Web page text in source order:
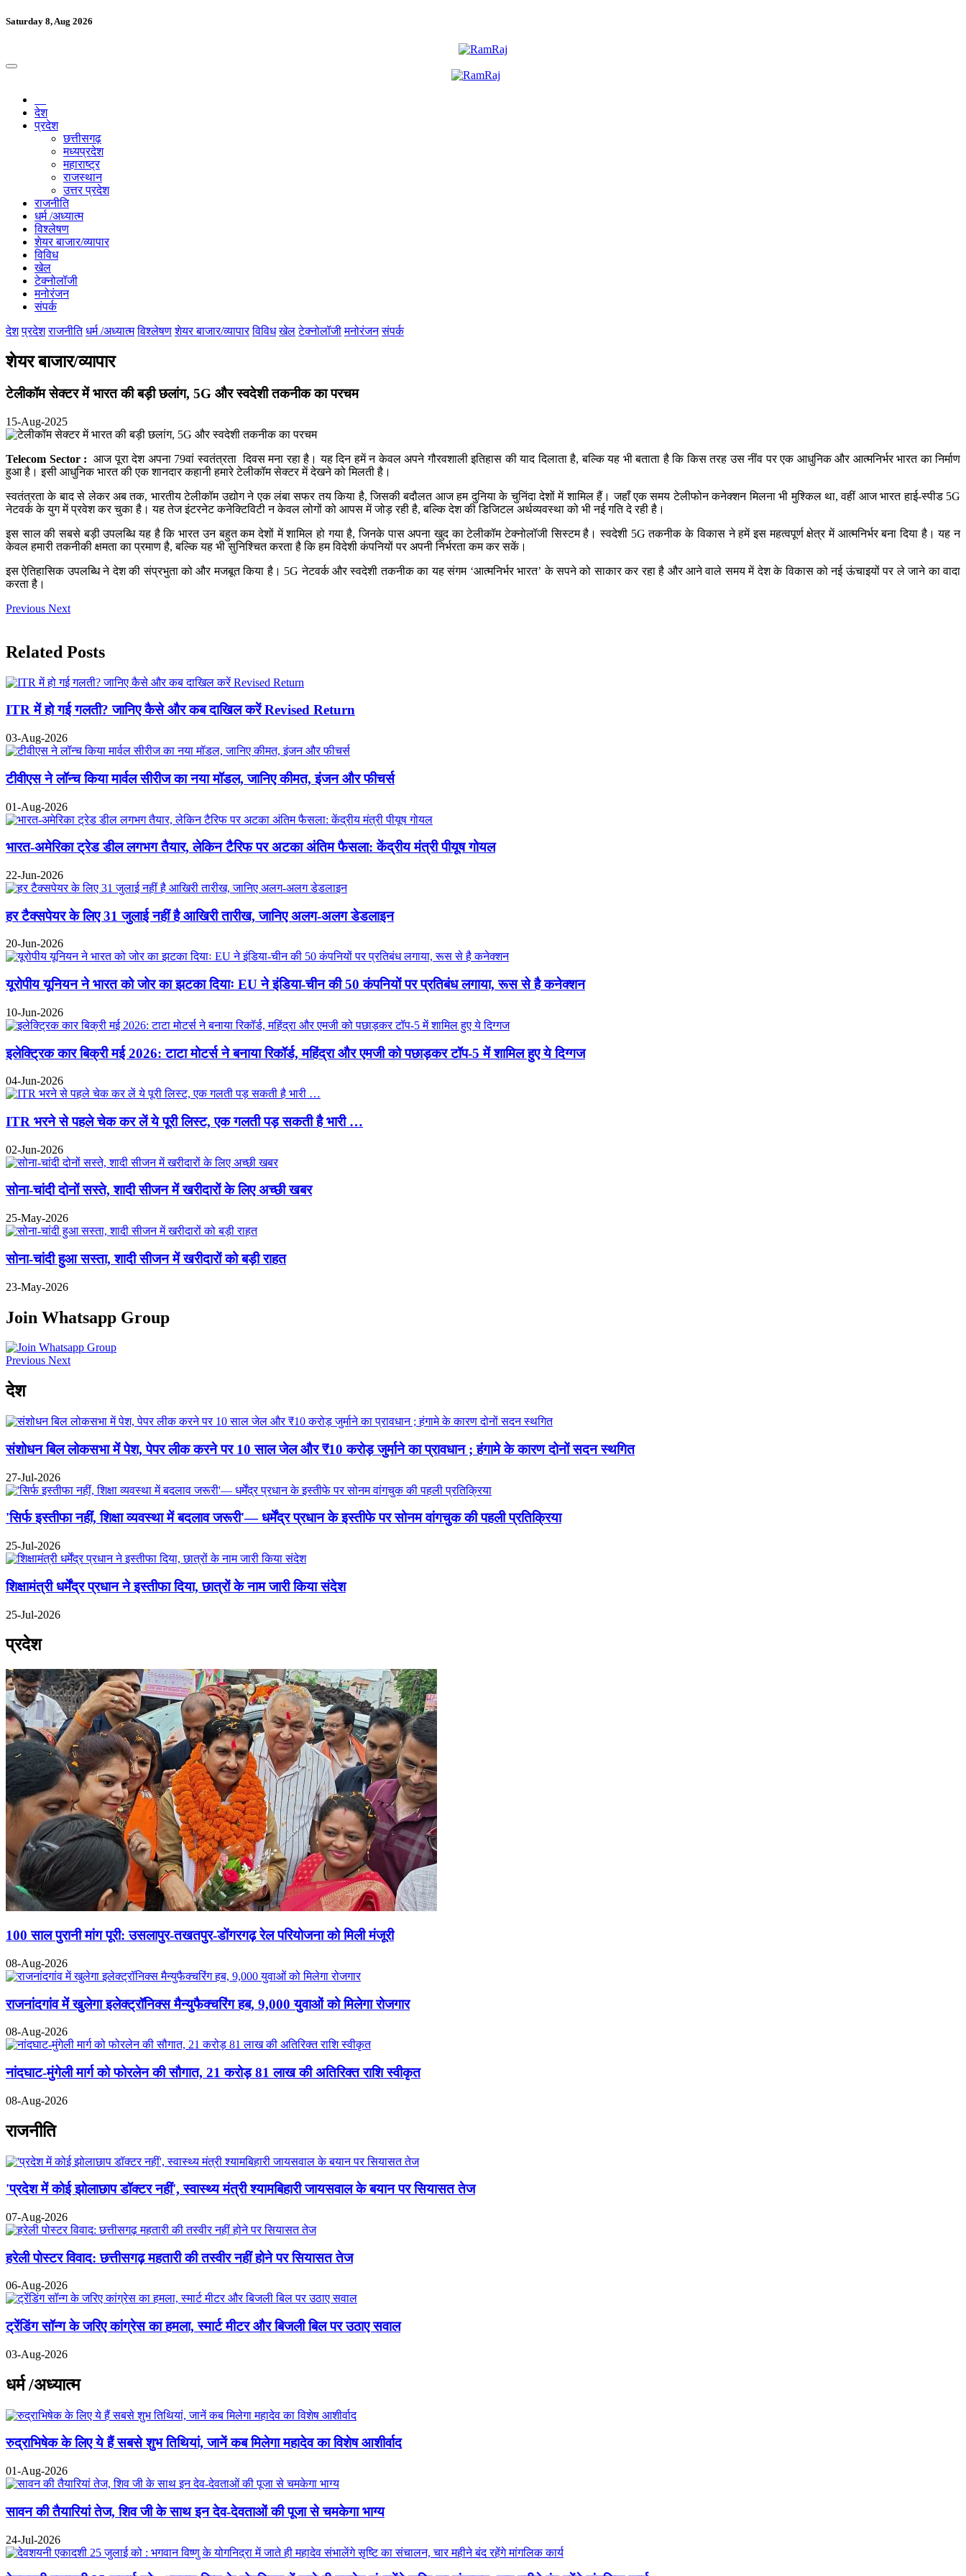
Saturday 8, Aug 2026
देश
प्रदेश
छत्तीसगढ़
मध्यप्रदेश
महाराष्ट्र
राजस्थान
उत्तर प्रदेश
राजनीति
धर्म /अध्यात्म
विश्लेषण
शेयर बाजार/व्यापार
विविध
खेल
टेक्नोलॉजी
मनोरंजन
संपर्क
देश प्रदेश राजनीति धर्म /अध्यात्म विश्लेषण शेयर बाजार/व्यापार विविध खेल टेक्नोलॉजी मनोरंजन संपर्क
शेयर बाजार/व्यापार
टेलीकॉम सेक्टर में भारत की बड़ी छलांग, 5G और स्वदेशी तकनीक का परचम
15-Aug-2025
Telecom Sector : आज पूरा देश अपना 79वां स्वतंत्रता दिवस मना रहा है। यह दिन हमें न केवल अपने गौरवशाली इतिहास की याद दिलाता है, बल्कि यह भी बताता है कि किस तरह उस नींव पर एक आधुनिक और आत्मनिर्भर भारत का निर्माण
हुआ है। इसी आधुनिक भारत की एक शानदार कहानी हमारे टेलीकॉम सेक्टर में देखने को मिलती है।
स्वतंत्रता के बाद से लेकर अब तक, भारतीय टेलीकॉम उद्योग ने एक लंबा सफर तय किया है, जिसकी बदौलत आज हम दुनिया के चुनिंदा देशों में शामिल हैं। जहाँ एक समय टेलीफोन कनेक्शन मिलना भी मुश्किल था, वहीं आज भारत हाई-स्पीड 5G
नेटवर्क के युग में प्रवेश कर चुका है। यह तेज इंटरनेट कनेक्टिविटी न केवल लोगों को आपस में जोड़ रही है, बल्कि देश की डिजिटल अर्थव्यवस्था को भी नई गति दे रही है।
इस साल की सबसे बड़ी उपलब्धि यह है कि भारत उन बहुत कम देशों में शामिल हो गया है, जिनके पास अपना खुद का टेलीकॉम टेक्नोलॉजी सिस्टम है। स्वदेशी 5G तकनीक के विकास ने हमें इस महत्वपूर्ण क्षेत्र में आत्मनिर्भर बना दिया है। यह न
केवल हमारी तकनीकी क्षमता का प्रमाण है, बल्कि यह भी सुनिश्चित करता है कि हम विदेशी कंपनियों पर अपनी निर्भरता कम कर सकें।
इस ऐतिहासिक उपलब्धि ने देश की संप्रभुता को और मजबूत किया है। 5G नेटवर्क और स्वदेशी तकनीक का यह संगम ‘आत्मनिर्भर भारत’ के सपने को साकार कर रहा है और आने वाले समय में देश के विकास को नई ऊंचाइयों पर ले जाने का वादा
करता है।
Previous Next
Related Posts
ITR में हो गई गलती? जानिए कैसे और कब दाखिल करें Revised Return
03-Aug-2026
टीवीएस ने लॉन्च किया मार्वल सीरीज का नया मॉडल, जानिए कीमत, इंजन और फीचर्स
01-Aug-2026
भारत-अमेरिका ट्रेड डील लगभग तैयार, लेकिन टैरिफ पर अटका अंतिम फैसला: केंद्रीय मंत्री पीयूष गोयल
22-Jun-2026
हर टैक्सपेयर के लिए 31 जुलाई नहीं है आखिरी तारीख, जानिए अलग-अलग डेडलाइन
20-Jun-2026
यूरोपीय यूनियन ने भारत को जोर का झटका दियाः EU ने इंडिया-चीन की 50 कंपनियों पर प्रतिबंध लगाया, रूस से है कनेक्शन
10-Jun-2026
इलेक्ट्रिक कार बिक्री मई 2026: टाटा मोटर्स ने बनाया रिकॉर्ड, महिंद्रा और एमजी को पछाड़कर टॉप-5 में शामिल हुए ये दिग्गज
04-Jun-2026
ITR भरने से पहले चेक कर लें ये पूरी लिस्ट, एक गलती पड़ सकती है भारी …
02-Jun-2026
सोना-चांदी दोनों सस्ते, शादी सीजन में खरीदारों के लिए अच्छी खबर
25-May-2026
सोना-चांदी हुआ सस्ता, शादी सीजन में खरीदारों को बड़ी राहत
23-May-2026
Join Whatsapp Group
Previous Next
देश
संशोधन बिल लोकसभा में पेश, पेपर लीक करने पर 10 साल जेल और ₹10 करोड़ जुर्माने का प्रावधान ; हंगामे के कारण दोनों सदन स्थगित
27-Jul-2026
'सिर्फ इस्तीफा नहीं, शिक्षा व्यवस्था में बदलाव जरूरी'— धर्मेंद्र प्रधान के इस्तीफे पर सोनम वांगचुक की पहली प्रतिक्रिया
25-Jul-2026
शिक्षामंत्री धर्मेंद्र प्रधान ने इस्तीफा दिया, छात्रों के नाम जारी किया संदेश
25-Jul-2026
प्रदेश
100 साल पुरानी मांग पूरी: उसलापुर-तखतपुर-डोंगरगढ़ रेल परियोजना को मिली मंजूरी
08-Aug-2026
राजनांदगांव में खुलेगा इलेक्ट्रॉनिक्स मैन्युफैक्चरिंग हब, 9,000 युवाओं को मिलेगा रोजगार
08-Aug-2026
नांदघाट-मुंगेली मार्ग को फोरलेन की सौगात, 21 करोड़ 81 लाख की अतिरिक्त राशि स्वीकृत
08-Aug-2026
राजनीति
'प्रदेश में कोई झोलाछाप डॉक्टर नहीं', स्वास्थ्य मंत्री श्यामबिहारी जायसवाल के बयान पर सियासत तेज
07-Aug-2026
हरेली पोस्टर विवाद: छत्तीसगढ़ महतारी की तस्वीर नहीं होने पर सियासत तेज
06-Aug-2026
ट्रेंडिंग सॉन्ग के जरिए कांग्रेस का हमला, स्मार्ट मीटर और बिजली बिल पर उठाए सवाल
03-Aug-2026
धर्म /अध्यात्म
रुद्राभिषेक के लिए ये हैं सबसे शुभ तिथियां, जानें कब मिलेगा महादेव का विशेष आशीर्वाद
01-Aug-2026
सावन की तैयारियां तेज, शिव जी के साथ इन देव-देवताओं की पूजा से चमकेगा भाग्य
24-Jul-2026